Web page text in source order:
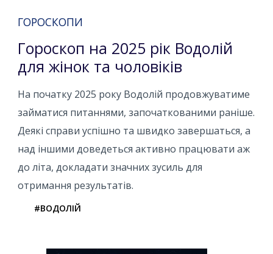
ГОРОСКОПИ
Гороскоп на 2025 рік Водолій
для жінок та чоловіків
На початку 2025 року Водолій продовжуватиме
займатися питаннями, започаткованими раніше.
Деякі справи успішно та швидко завершаться, а
над іншими доведеться активно працювати аж
до літа, докладати значних зусиль для
отримання результатів.
#ВОДОЛІЙ